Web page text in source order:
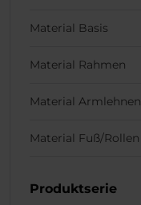
Material Basis
Material Rahmen
Material Armlehnen
Material Fuß/Rollen
Produktserie